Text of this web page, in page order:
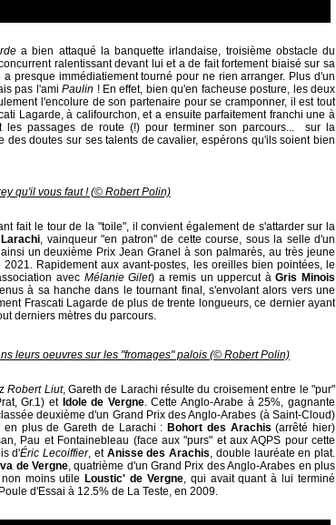
a bien attaqué la banquette irlandaise, troisième obstacle du
ralentissant devant lui et a de fait fortement biaisé sur sa
presque immédiatiement tourné pour ne rien arranger. Plus d'un
pas l'amiPaulin ! En effet, bien qu'en facheuse posture, les deux
l'encolure de son partenaire pour se cramponner, il est tout
Lagarde, à califourchon, et a ensuite parfaitement franchi une à
les passages de route (!) pour terminer son parcours... sur la
doutes sur ses talents de cavalier, espérons qu'ils soient bien
qu'il vous faut ! (© Robert Polin)
fait le tour de la "toile", il convient également de s'attarder sur la
, vainqueur "en patron" de cette course, sous la selle d'un
un deuxième Prix Jean Granel à son palmarès, au très jeune
Rapidement aux avant-postes, les oreilles bien pointées, le
avec Mélanie Gilet) a remis un uppercut àGris Minois
à sa hanche dans le tournant final, s'envolant alors vers une
Frascati Lagarde de plus de trente longueurs, ce dernier ayant
derniers mètres du parcours.
leurs oeuvres sur les "fromages" palois (© Robert Polin)
Robert Liut, Gareth de Larachi résulte du croisement entre le "pur"
Gr.1) etIdole de Vergne. Cette Anglo-Arabe à 25%, gagnante
deuxième d'un Grand Prix des Anglo-Arabes (à Saint-Cloud)
plus de Gareth de Larachi : Bohort des Arachis(arrêté hier)
Pau et Fontainebleau (face aux "purs" et aux AQPS pour cette
d'Éric Lecoiffier, et Anisse des Arachis, double lauréate en plat.
de Vergne, quatrième d'un Grand Prix des Anglo-Arabes en plus
moins utile Loustic' de Vergne, qui avait quant à lui terminé
d'Essai à 12.5% de La Teste, en 2009.